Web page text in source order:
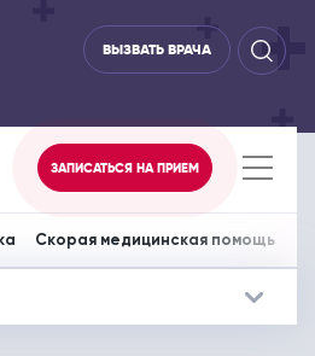
ВЫЗВАТЬ ВРАЧА
ЗАПИСАТЬСЯ НА ПРИЕМ
Скорая медицинская помощь